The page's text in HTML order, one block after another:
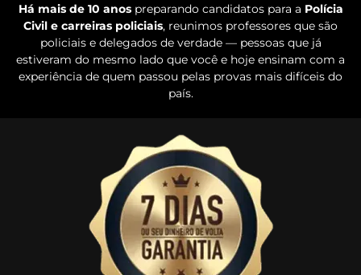
Há mais de 10 anospreparando candidatos para a Polícia
Civil e carreiras policiais, reunimos professores que são
policiais e delegados de verdade — pessoas que já
estiveram do mesmo lado que você e hoje ensinam com a
experiência de quem passou pelas provas mais difíceis do
país.